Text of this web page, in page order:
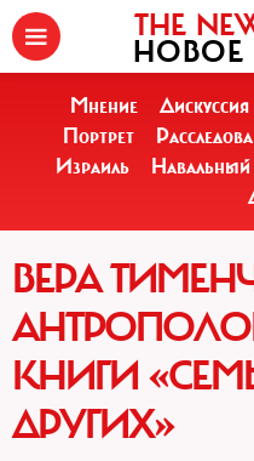
THE
НОВОЕ
Мнение Дискуссия
Портрет
Израиль
Навальный
ВЕРА
КНИГИ
ДРУГИХ»